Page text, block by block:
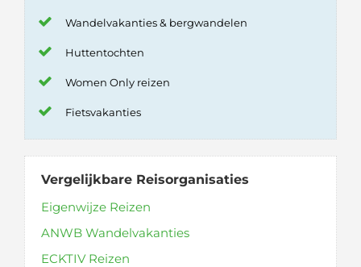
Wandelvakanties & bergwandelen
Huttentochten
Women Only reizen
Fietsvakanties
Vergelijkbare Reisorganisaties
Eigenwijze Reizen
ANWB Wandelvakanties
ECKTIV Reizen